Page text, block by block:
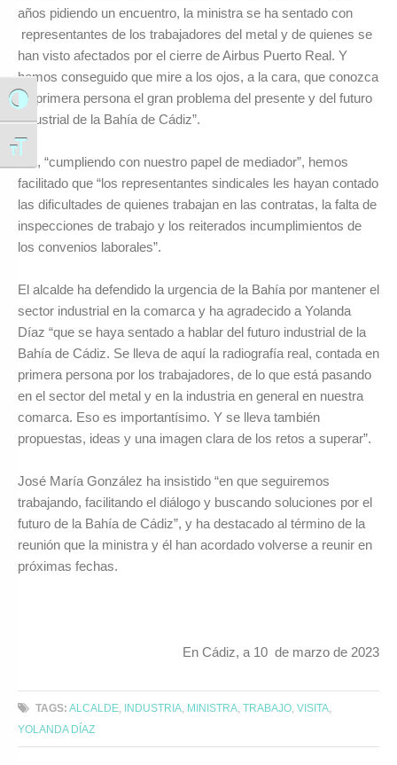
Alternar alto contraste
Alternar tamaño de letra
años pidiendo un encuentro, la ministra se ha sentado con
representantes de los trabajadores del metal y de quienes se
han visto afectados por el cierre de Airbus Puerto Real. Y
hemos conseguido que mire a los ojos, a la cara, que conozca
en primera persona el gran problema del presente y del futuro
industrial de la Bahía de Cádiz”.
Así, “cumpliendo con nuestro papel de mediador”, hemos
facilitado que “los representantes sindicales les hayan contado
las dificultades de quienes trabajan en las contratas, la falta de
inspecciones de trabajo y los reiterados incumplimientos de
los convenios laborales”.
El alcalde ha defendido la urgencia de la Bahía por mantener el
sector industrial en la comarca y ha agradecido a Yolanda
Díaz “que se haya sentado a hablar del futuro industrial de la
Bahía de Cádiz. Se lleva de aquí la radiografía real, contada en
primera persona por los trabajadores, de lo que está pasando
en el sector del metal y en la industria en general en nuestra
comarca. Eso es importantísimo. Y se lleva también
propuestas, ideas y una imagen clara de los retos a superar”.
José María González ha insistido “en que seguiremos
trabajando, facilitando el diálogo y buscando soluciones por el
futuro de la Bahía de Cádiz”, y ha destacado al término de la
reunión que la ministra y él han acordado volverse a reunir en
próximas fechas.
En Cádiz, a 10 de marzo de 2023
TAGS: ALCALDE INDUSTRIA MINISTRA ,TRABAJO ,VISITA
YOLANDA DÍAZ